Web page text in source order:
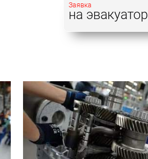
Заявка
на эвакуатор
Записаться